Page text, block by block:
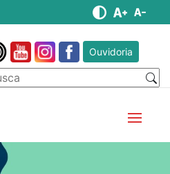
Ouvidoria